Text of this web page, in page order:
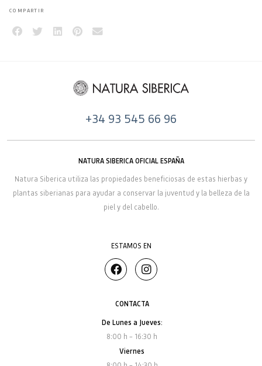
COMPARTIR
+34 93 545 66 96
NATURA SIBERICA OFICIAL ESPAÑA
Natura Siberica utiliza las propiedades beneficiosas de estas hierbas y
plantas siberianas para ayudar a conservar la juventud y la belleza de la
piel y del cabello.
ESTAMOS EN
CONTACTA
De Lunes a Jueves:
8:00 h – 16:30 h
Viernes